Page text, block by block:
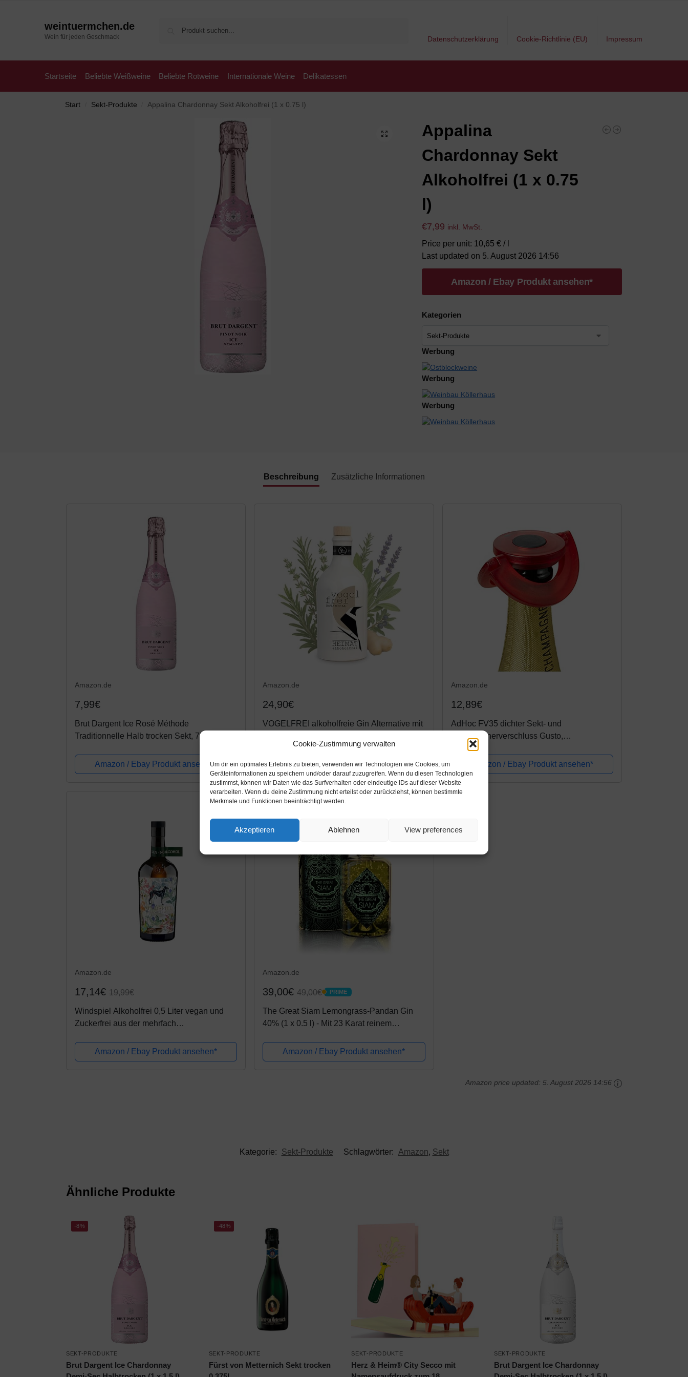
Cookie-Zustimmung verwalten
Um dir ein optimales Erlebnis zu bieten, verwenden wir Technologien wie Cookies, um
Geräteinformationen zu speichern und/oder darauf zuzugreifen. Wenn du diesen Technologien
zustimmst, können wir Daten wie das Surfverhalten oder eindeutige IDs auf dieser Website
verarbeiten. Wenn du deine Zustimmung nicht erteilst oder zurückziehst, können bestimmte
Merkmale und Funktionen beeinträchtigt werden.
Akzeptieren Ablehnen View preferences
weintuermchen.de
Wein für jeden Geschmack Datenschutzerklärung Cookie-Richtlinie (EU) Impressum
Startseite Beliebte Weißweine Beliebte Rotweine Internationale Weine Delikatessen
Start Sekt-Produkte Appalina Chardonnay Sekt Alkoholfrei (1 x 0.75 l)
Appalina
Chardonnay Sekt
Alkoholfrei (1 x 0.75
l)
€7,99 inkl. MwSt.
Price per unit: 10,65 € / l
Last updated on 5. August 2026 14:56
Amazon / Ebay Produkt ansehen*
Kategorien
Werbung
Werbung
Werbung
Beschreibung Zusätzliche Informationen
Amazon.de
7,99€
Brut Dargent Ice Rosé Méthode
Traditionnelle Halb trocken Sekt, 750ml
Amazon / Ebay Produkt ansehen*
Amazon.de
24,90€
VOGELFREI alkoholfreie Gin Alternative mit
Destille wie Zitronenverbene, Thymian,
Wiesensalbei und Wacholder -...
Amazon / Ebay Produkt ansehen*
Amazon.de
12,89€
AdHoc FV35 dichter Sekt- und
Champagnerverschluss Gusto,
Kunststoff/Silikon, rot
Amazon / Ebay Produkt ansehen*
-14%
Amazon.de
17,14€ 19,99€
Windspiel Alkoholfrei 0,5 Liter vegan und
Zuckerfrei aus der mehrfach
perfekt im Mix mit Windspiel Dry Tonic
Water...
Amazon / Ebay Produkt ansehen*
Amazon.de
39,00€49,00€ PRIME
PRIME
The Great Siam Lemongrass-Pandan Gin
40% (1 x 0.5 l) - Mit 23 Karat reinem
Amazon / Ebay Produkt ansehen*
Amazon price updated: 5. August 2026 14:56
Kategorie: Sekt-Produkte Schlagwörter: Amazon, Sekt
Ähnliche Produkte
-8%
SEKT-PRODUKTE
Brut Dargent Ice Chardonnay
-48%
SEKT-PRODUKTE
Fürst von Metternich Sekt trocken
SEKT-PRODUKTE
Herz & Heim® City Secco mit
SEKT-PRODUKTE
Brut Dargent Ice Chardonnay